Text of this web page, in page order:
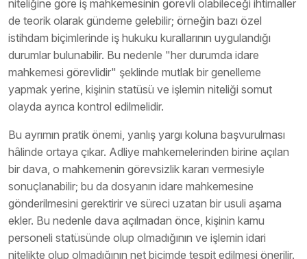
niteliğine göre iş mahkemesinin görevli olabileceği ihtimaller
de teorik olarak gündeme gelebilir; örneğin bazı özel
istihdam biçimlerinde iş hukuku kurallarının uygulandığı
durumlar bulunabilir. Bu nedenle "her durumda idare
mahkemesi görevlidir" şeklinde mutlak bir genelleme
yapmak yerine, kişinin statüsü ve işlemin niteliği somut
olayda ayrıca kontrol edilmelidir.
Bu ayrımın pratik önemi, yanlış yargı koluna başvurulması
hâlinde ortaya çıkar. Adliye mahkemelerinden birine açılan
bir dava, o mahkemenin görevsizlik kararı vermesiyle
sonuçlanabilir; bu da dosyanın idare mahkemesine
gönderilmesini gerektirir ve süreci uzatan bir usuli aşama
ekler. Bu nedenle dava açılmadan önce, kişinin kamu
personeli statüsünde olup olmadığının ve işlemin idari
nitelikte olup olmadığının net biçimde tespit edilmesi önerilir.